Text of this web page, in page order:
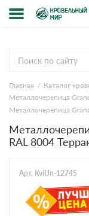
компании
и оплата
Главная Каталог
Металлочерепица
Металлочерепица
RAL 8004
Арт. KviUn-12745